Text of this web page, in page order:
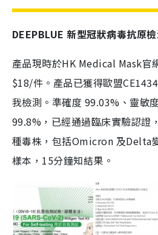
DEEPBLUE 新型冠狀病毒抗原
產品現時於HK Medical Mask官
$18/件。產品已獲得歐盟
我檢測。準確度 99.03%、靈敏
99.8%，已經通過臨床實驗認證
種毒株，包括Omicron 及Delta
樣本，15分鐘知結果。